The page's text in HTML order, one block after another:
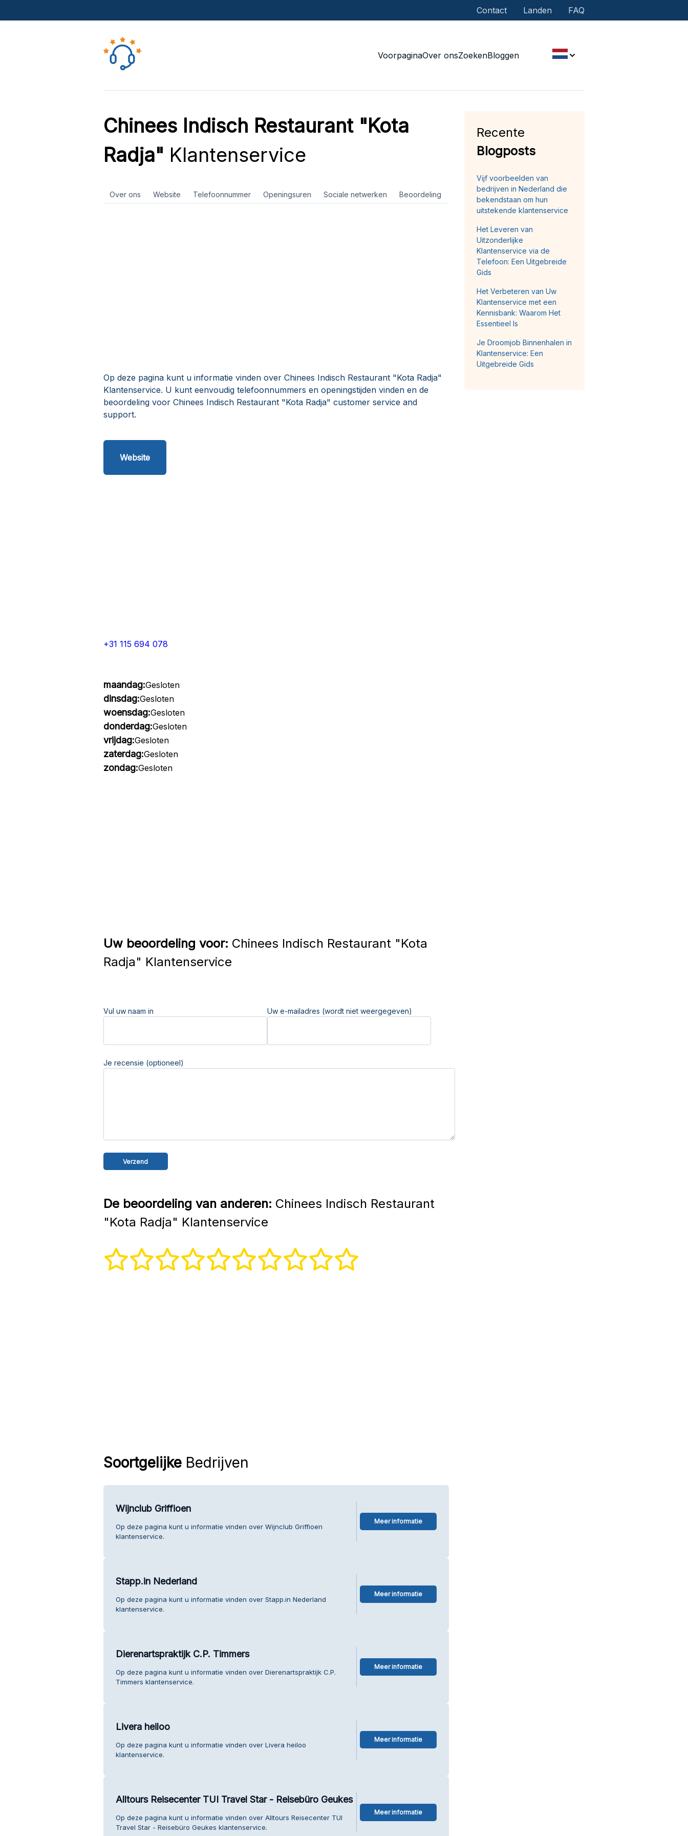
Contact Landen FAQ
VoorpaginaOver onsZoekenBloggen
Chinees Indisch Restaurant "Kota
Radja" Klantenservice
Over ons Website Telefoonnummer Openingsuren Sociale netwerken Beoordeling
Op deze pagina kunt u informatie vinden over Chinees Indisch Restaurant "Kota Radja"
Klantenservice. U kunt eenvoudig telefoonnummers en openingstijden vinden en de
beoordeling voor Chinees Indisch Restaurant "Kota Radja" customer service and
support.
Website
+31 115 694 078
maandag:Gesloten
dinsdag:Gesloten
woensdag:Gesloten
donderdag:Gesloten
vrijdag:Gesloten
zaterdag:Gesloten
zondag:Gesloten
Uw beoordeling voor: Chinees Indisch Restaurant "Kota
Radja" Klantenservice
Vul uw naam in Uw e-mailadres (wordt niet weergegeven)
Je recensie (optioneel)
De beoordeling van anderen: Chinees Indisch Restaurant
"Kota Radja" Klantenservice
SoortgelijkeBedrijven
Wijnclub Griffioen
Op deze pagina kunt u informatie vinden over Wijnclub Griffioen
klantenservice.
Meer informatie
Stapp.in Nederland
Op deze pagina kunt u informatie vinden over Stapp.in Nederland
klantenservice.
Meer informatie
Dierenartspraktijk C.P. Timmers
Op deze pagina kunt u informatie vinden over Dierenartspraktijk C.P.
Timmers klantenservice.
Meer informatie
Livera heiloo
Op deze pagina kunt u informatie vinden over Livera heiloo
klantenservice.
Meer informatie
Alltours Reisecenter TUI Travel Star - Reisebüro Geukes
Op deze pagina kunt u informatie vinden over Alltours Reisecenter TUI
Travel Star - Reisebüro Geukes klantenservice.
Meer informatie
Recente
Blogposts
Vijf voorbeelden van
bedrijven in Nederland die
bekendstaan om hun
uitstekende klantenservice
Het Leveren van
Uitzonderlijke
Klantenservice via de
Telefoon: Een Uitgebreide
Gids
Het Verbeteren van Uw
Klantenservice met een
Kennisbank: Waarom Het
Essentieel Is
Je Droomjob Binnenhalen in
Klantenservice: Een
Uitgebreide Gids